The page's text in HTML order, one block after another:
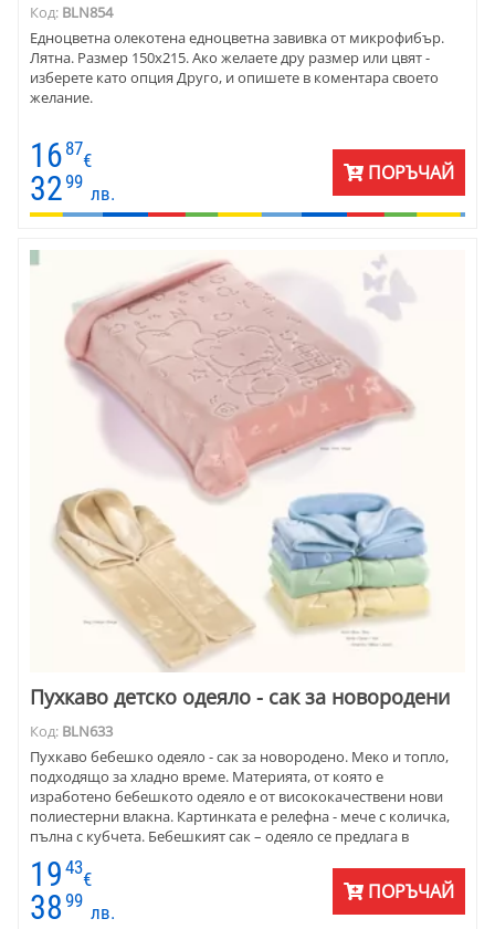
Код: BLN854
Едноцветна олекотена едноцветна завивка от микрофибър.
Лятна. Размер 150х215. Ако желаете дру размер или цвят -
изберете като опция Друго, и опишете в коментара своето
желание.
16 87
€
3299
лв.
ПОРЪЧАЙ
Пухкаво детско одеяло - сак за новородени
Код: BLN633
Пухкаво бебешко одеяло - сак за новородено. Меко и топло,
подходящо за хладно време. Материята, от която е
изработено бебешкото одеяло е от висококачествени нови
полиестерни влакна. Картинката е релефна - мече с количка,
пълна с кубчета. Бебешкият сак – одеяло се предлага в
различни цветове. Подходящ за изписване от родилен дом, за
бебешкото столче или количка.
19 43
€
38 99
лв.
ПОРЪЧАЙ